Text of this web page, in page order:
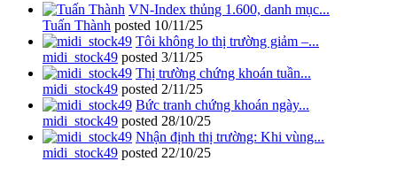
VN-Index thủng 1.600, danh mục...
Tuấn Thành posted 10/11/25
Tôi không lo thị trường giảm –...
midi_stock49 posted 3/11/25
Thị trường chứng khoán tuần...
midi_stock49 posted 2/11/25
Bức tranh chứng khoán ngày...
midi_stock49 posted 28/10/25
Nhận định thị trường: Khi vùng...
midi_stock49 posted 22/10/25